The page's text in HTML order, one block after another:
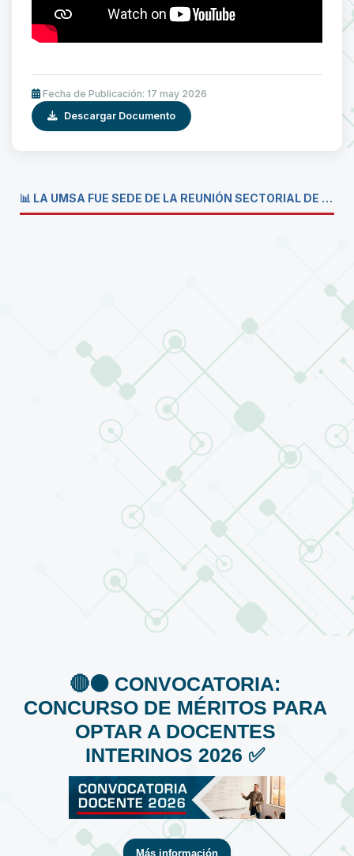
Fecha de Publicación: 17 may 2026
Descargar Documento
📊 LA UMSA FUE SEDE DE LA REUNIÓN SECTORIAL DE CARRERAS DE ECONOMÍA DEL SISTEMA DE LA UNIVERSIDAD BOLIVIANA💼
🔴⚫️ CONVOCATORIA:
CONCURSO DE MÉRITOS PARA
OPTAR A DOCENTES
INTERINOS 2026 ✅
Más información